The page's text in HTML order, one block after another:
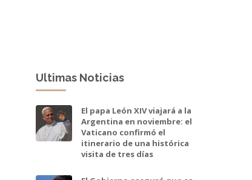
Ultimas Noticias
El papa León XIV viajará a la
Argentina en noviembre: el
Vaticano confirmó el
itinerario de una histórica
visita de tres días